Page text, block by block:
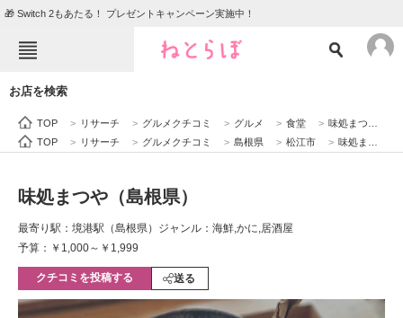
🎁 Switch 2もあたる！ プレゼントキャンペーン実施中！
エンタメ クイズ
住まい
動物
会員記事
お店を検索
TOP > リサーチ > グルメクチコミ > グルメ > 食堂 > 味処まつや（島根県）
TOP
> リサーチ > グルメクチコミ > 島根県 > 松江市 > 味処まつや（島根県）
味処まつや（島根県）
最寄り駅：境港駅（島根県） ジャンル：海鮮,かに,居酒屋
予算：￥1,000～￥1,999
クチコミを投稿する 送る